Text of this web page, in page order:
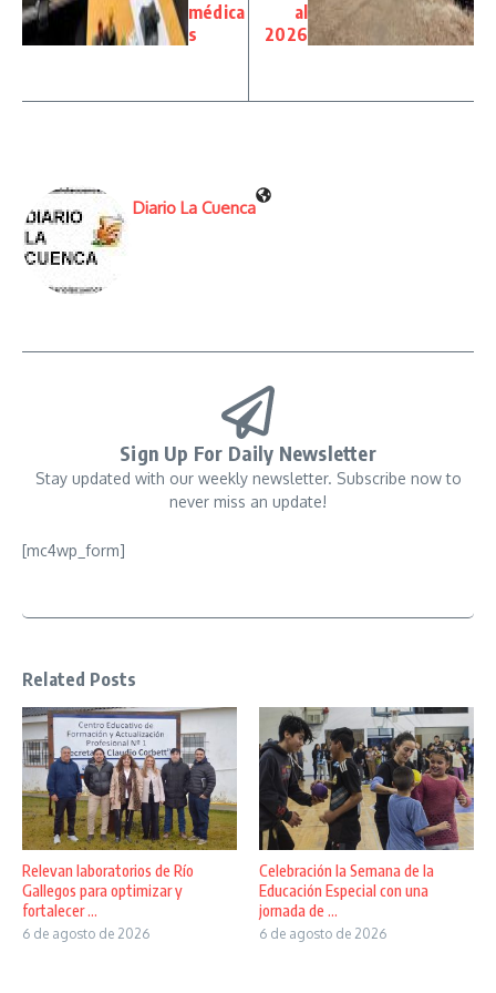
médica
s
al
2026
Diario La Cuenca
Sign Up For Daily Newsletter
Stay updated with our weekly newsletter. Subscribe now to
never miss an update!
[mc4wp_form]
Related Posts
Relevan laboratorios de Río
Gallegos para optimizar y
fortalecer ...
6 de agosto de 2026
Celebración la Semana de la
Educación Especial con una
jornada de ...
6 de agosto de 2026